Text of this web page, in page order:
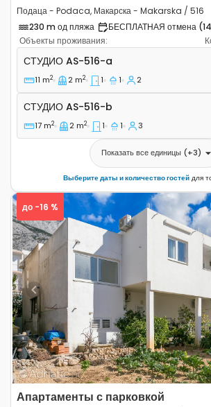
Подаца - Podaca, Макарска - Makarska / 516
230 m од пляжа
БЕСПЛАТНАЯ отмена
Объекты проживания:
Студио-апартаменты Подаца -
СТУДИО AS-516-a
11 m2 2 m2 1 1 2
Студио AS-516-b
СТУДИО AS-516-b
17 m2 2 m2 1 1 3
Показать все единицы (+3)
Выберите даты и количество гостейдля
Previous
до -16 %
Апартаменты с парковкой